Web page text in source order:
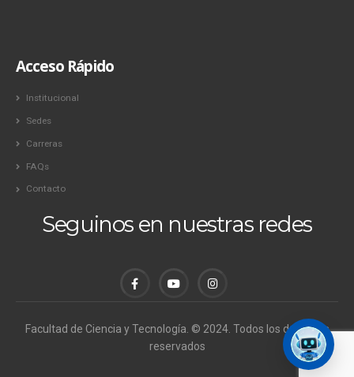
Acceso Rápido
Institucional
Sedes
Carreras
FAQs
Contacto
Seguinos en nuestras redes
Facultad de Ciencia y Tecnología. © 2024. Todos los derechos
reservados